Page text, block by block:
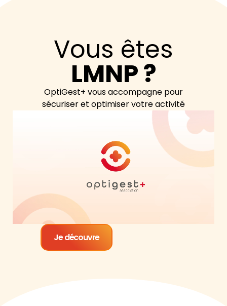
Vous êtes
LMNP ?
OptiGest+ vous accompagne pour
sécuriser et optimiser votre activité
Je découvre